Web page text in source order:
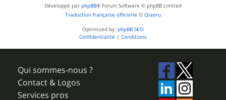
Développé par phpBB® Forum Software © phpBB Limited
Traduction française officielle © Qiaeru
Optimized by: phpBB SEO
Confidentialité | Conditions
Qui sommes-nous ?
Contact & Logos
Services pros